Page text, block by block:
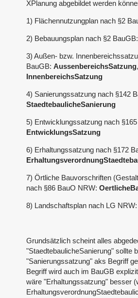
XPlanung abgebildet werden
1) Flächennutzungplan nach §2
2) Bebauungsplan nach §2 BauGB:
3) Außen- bzw.
BauGB: AussenbereichsSatzung,
InnenbereichsSatzung
4) Sanierungssatzung nach §142
StaedtebaulicheSanierung
5) Entwicklungssatzung nach
EntwicklungsSatzung
6) Erhaltungssatzung nach §172
7) Örtliche Bauvorschriften
nach §86 BauO NRW:
8) Landschaftsplan nach LG NRW:
Grundsätzlich scheint alles
"StaedtebaulicheSanierung" sollte
"Sanierungssatzung" aks Begriff
Begriff wird auch im BauGB
wäre "Erhaltungssatzung" besser